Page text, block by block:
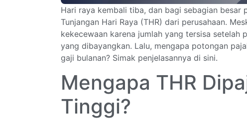
Hari raya kembali tiba, dan bagi sebagian besar
Tunjangan Hari Raya (THR) dari perusahaan.
kekecewaan karena jumlah yang tersisa
yang dibayangkan. Lalu, mengapa potongan
gaji bulanan? Simak penjelasannya di sini.
Mengapa THR
Tinggi?